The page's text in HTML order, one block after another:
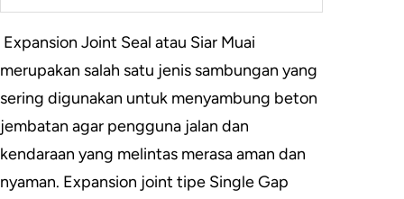
Expansion Joint Seal atau Siar Muai
merupakan salah satu jenis sambungan yang
sering digunakan untuk menyambung beton
jembatan agar pengguna jalan dan
kendaraan yang melintas merasa aman dan
nyaman. Expansion joint tipe Single Gap